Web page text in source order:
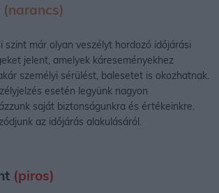
(narancs)
szint már olyan veszélyt hordozó időjárási
jelent, amelyek káreseményekhez
személyi sérülést, balesetet is okozhatnak.
esetén legyünk nagyon
saját biztonságunkra és értékeinkre.
az időjárás alakulásáról.
(piros)